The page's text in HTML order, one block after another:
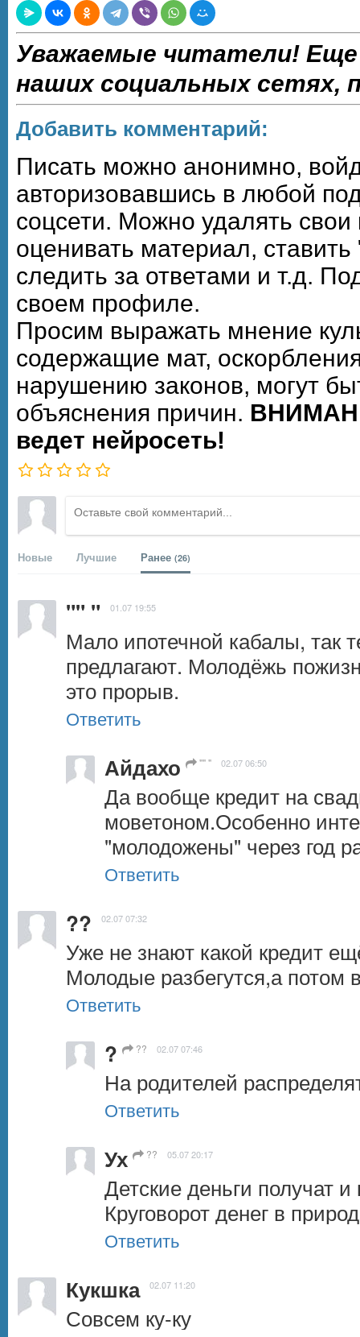
Уважаемые читатели!
наших социальных сетях,
Добавить комментарий:
Писать можно анонимно,
авторизовавшись в любой
соцсети. Можно удалять
оценивать материал, ставить
следить за ответами и т.д.
своем профиле.
Просим выражать мнение
содержащие мат,
нарушению законов, могут
объяснения причин.
ведет нейросеть!
Новые Лучшие Ранее (26)
"" " 01.07 19:55
Мало ипотечной кабалы, так
предлагают. Молодёжь
это прорыв.
Ответить
Айдахо "" " 02.07 06:50
Да вообще кредит на
моветоном.Особенно
"молодожены" через год
Ответить
?? 02.07 07:32
Уже не знают какой кредит
Молодые разбегутся,а потом
Ответить
? ?? 02.07 07:46
На родителей
Ответить
Ух ?? 05.07 20:17
Детские деньги получат
Круговорот денег в
Ответить
Кукшка 02.07 11:20
Совсем ку-ку